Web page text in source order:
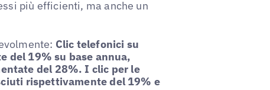
più efficienti, ma anche un
Clic telefonici su
del 19% su base annua,
del 28%. I clic per le
rispettivamente del 19% e